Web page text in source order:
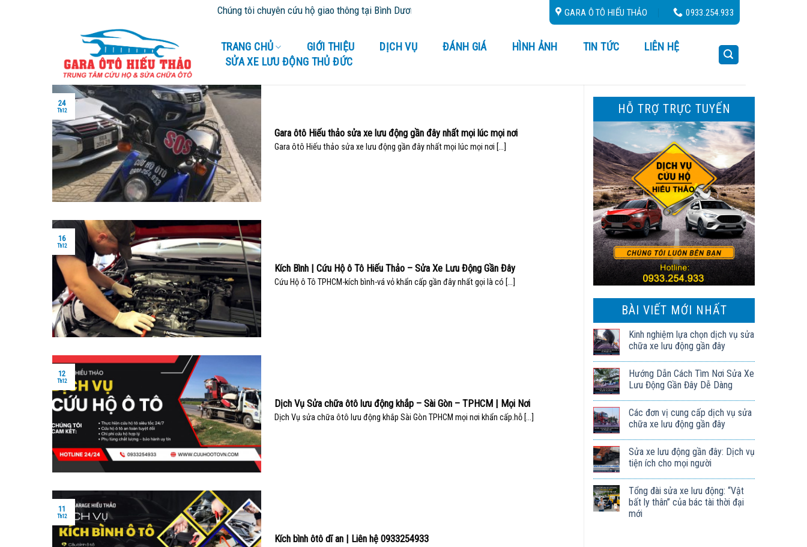
Chúng tôi chuyên cứu hộ giao thông tại Bình Dương và tỉnh thành lân cận - Cứu Hộ 24/24 GARA Ô TÔ HIẾU THẢO 0933.254.933
TRANG CHỦ GIỚI THIỆU DỊCH VỤ ĐÁNH GIÁ HÌNH ẢNH TIN TỨC
LIÊN HỆ
SỬA XE LƯU ĐỘNG THỦ ĐỨC
Gara ôtô Hiếu thảo sửa xe lưu động gần đây nhất mọi lúc mọi nơi
Gara ôtô Hiếu thảo sửa xe lưu động gần đây nhất mọi lúc mọi nơi [...]
24
Th12
Kích Bình | Cứu Hộ ô Tô Hiếu Thảo – Sửa Xe Lưu Động Gần Đây
Cứu Hộ ô Tô TPHCM-kích bình-vá vỏ khẩn cấp gần đây nhất gọi là có [...]
16
Th12
Dịch Vụ Sửa chữa ôtô lưu động khắp – Sài Gòn – TPHCM | Mọi Nơi
Dịch Vụ sửa chữa ôtô lưu động khắp Sài Gòn TPHCM mọi nơi khẩn cấp.hỗ [...]
12
Th12
Kích bình ôtô dĩ an | Liên hệ 0933254933
11
Th12
HỖ TRỢ TRỰC TUYẾN
BÀI VIẾT MỚI NHẤT
Kinh nghiệm lựa chọn dịch vụ sửa
chữa xe lưu động gần đây
Hướng Dẫn Cách Tìm Nơi Sửa Xe
Lưu Động Gần Đây Dễ Dàng
Các đơn vị cung cấp dịch vụ sửa
chữa xe lưu động gần đây
Sửa xe lưu động gần đây: Dịch vụ
tiện ích cho mọi người
Tổng đài sửa xe lưu động: “Vật
bất ly thân” của bác tài thời đại
mới